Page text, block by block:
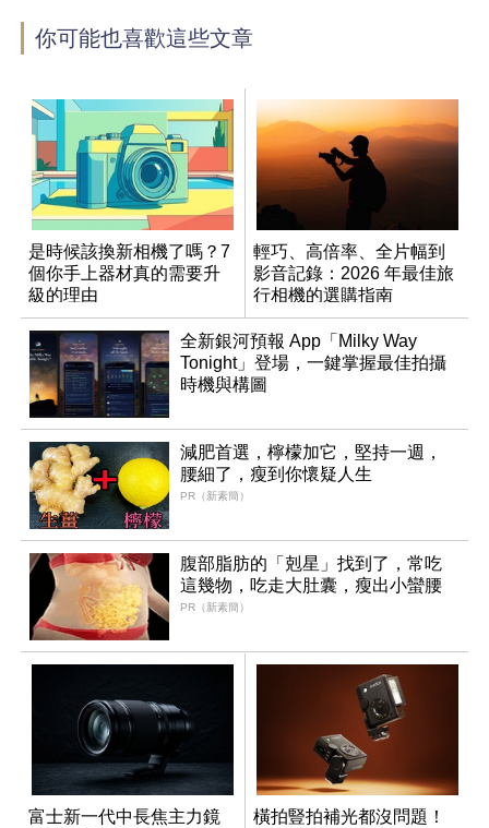
你可能也喜歡這些文章
是時候該換新相機了嗎？7
個你手上器材真的需要升
級的理由
輕巧、高倍率、全片幅到
影音記錄：2026 年最佳旅
行相機的選購指南
全新銀河預報 App「Milky Way
Tonight」登場，一鍵掌握最佳拍攝
時機與構圖
減肥首選，檸檬加它，堅持一週，
腰細了，瘦到你懷疑人生
PR（新素簡）
腹部脂肪的「剋星」找到了，常吃
這幾物，吃走大肚囊，瘦出小蠻腰
PR（新素簡）
富士新一代中長焦主力鏡
橫拍豎拍補光都沒問題！